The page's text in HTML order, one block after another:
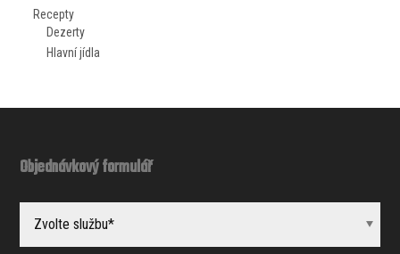
Recepty
Dezerty
Hlavní jídla
Objednávkový formulář